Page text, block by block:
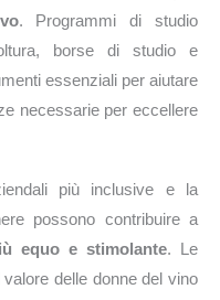
. Programmi di studio
borse di studio e
essenziali per aiutare
necessarie per eccellere
più inclusive e la
possono contribuire a
equo e stimolante. Le
delle donne del vino